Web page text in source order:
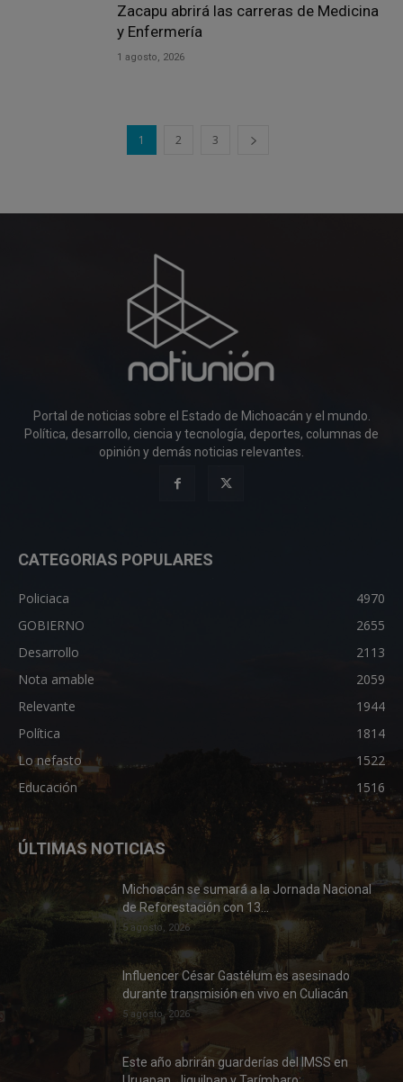
Zacapu abrirá las carreras de Medicina
y Enfermería
1 agosto, 2026
1 2 3
Portal de noticias sobre el Estado de Michoacán y el mundo.
Política, desarrollo, ciencia y tecnología, deportes, columnas de
opinión y demás noticias relevantes.
CATEGORIAS POPULARES
Policiaca
4970
GOBIERNO
2655
Desarrollo
2113
Nota amable
2059
Relevante
1944
Política
1814
Lo nefasto
1522
Educación
1516
ÚLTIMAS NOTICIAS
Michoacán se sumará a la Jornada Nacional
de Reforestación con 13...
5 agosto, 2026
Influencer César Gastélum es asesinado
durante transmisión en vivo en Culiacán
5 agosto, 2026
Este año abrirán guarderías del IMSS en